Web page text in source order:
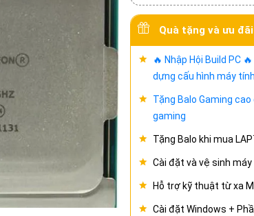
Quà tặng và ưu
🔥 Nhập Hội Build PC
dựng cấu hình máy
Tặng Balo Gaming
gaming
Tặng Balo khi mua
Cài đặt và vệ sinh
Hỗ trợ kỹ thuật từ xa
Cài đặt Windows +